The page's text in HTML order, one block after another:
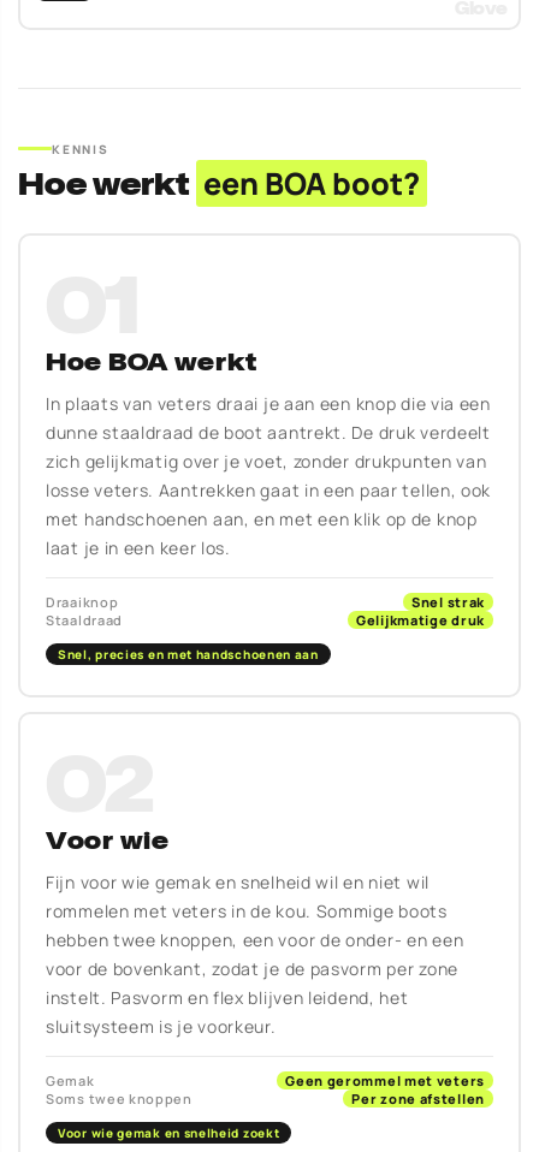
KENNIS
Hoe werkt een BOA boot?
Hoe BOA werkt
In plaats van veters draai je aan een knop die via een
dunne staaldraad de boot aantrekt. De druk verdeelt
zich gelijkmatig over je voet, zonder drukpunten van
losse veters. Aantrekken gaat in een paar tellen, ook
met handschoenen aan, en met een klik op de knop
laat je in een keer los.
Draaiknop
Snel strak
Staaldraad
Gelijkmatige druk
Snel, precies en met handschoenen aan
Voor wie
Fijn voor wie gemak en snelheid wil en niet wil
rommelen met veters in de kou. Sommige boots
hebben twee knoppen, een voor de onder- en een
voor de bovenkant, zodat je de pasvorm per zone
instelt. Pasvorm en flex blijven leidend, het
sluitsysteem is je voorkeur.
Gemak
Geen gerommel met veters
Soms twee knoppen
Per zone afstellen
Voor wie gemak en snelheid zoekt